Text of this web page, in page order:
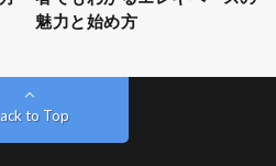
魅力と始め方
to Top